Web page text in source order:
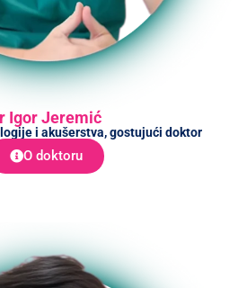
Igor Jeremić
i akušerstva, gostujući doktor
O doktoru